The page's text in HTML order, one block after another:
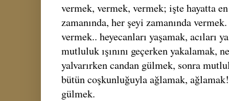
vermek, vermek, vermek; işte hayatta
zamanında, her şeyi zamanında
vermek.. heyecanları yaşamak, acıları
mutluluk ışınını geçerken yakalamak,
yalvarırken candan gülmek, sonra
bütün coşkunluğuyla ağlamak,
gülmek.